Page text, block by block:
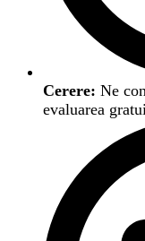
Cerere: Ne
evaluarea